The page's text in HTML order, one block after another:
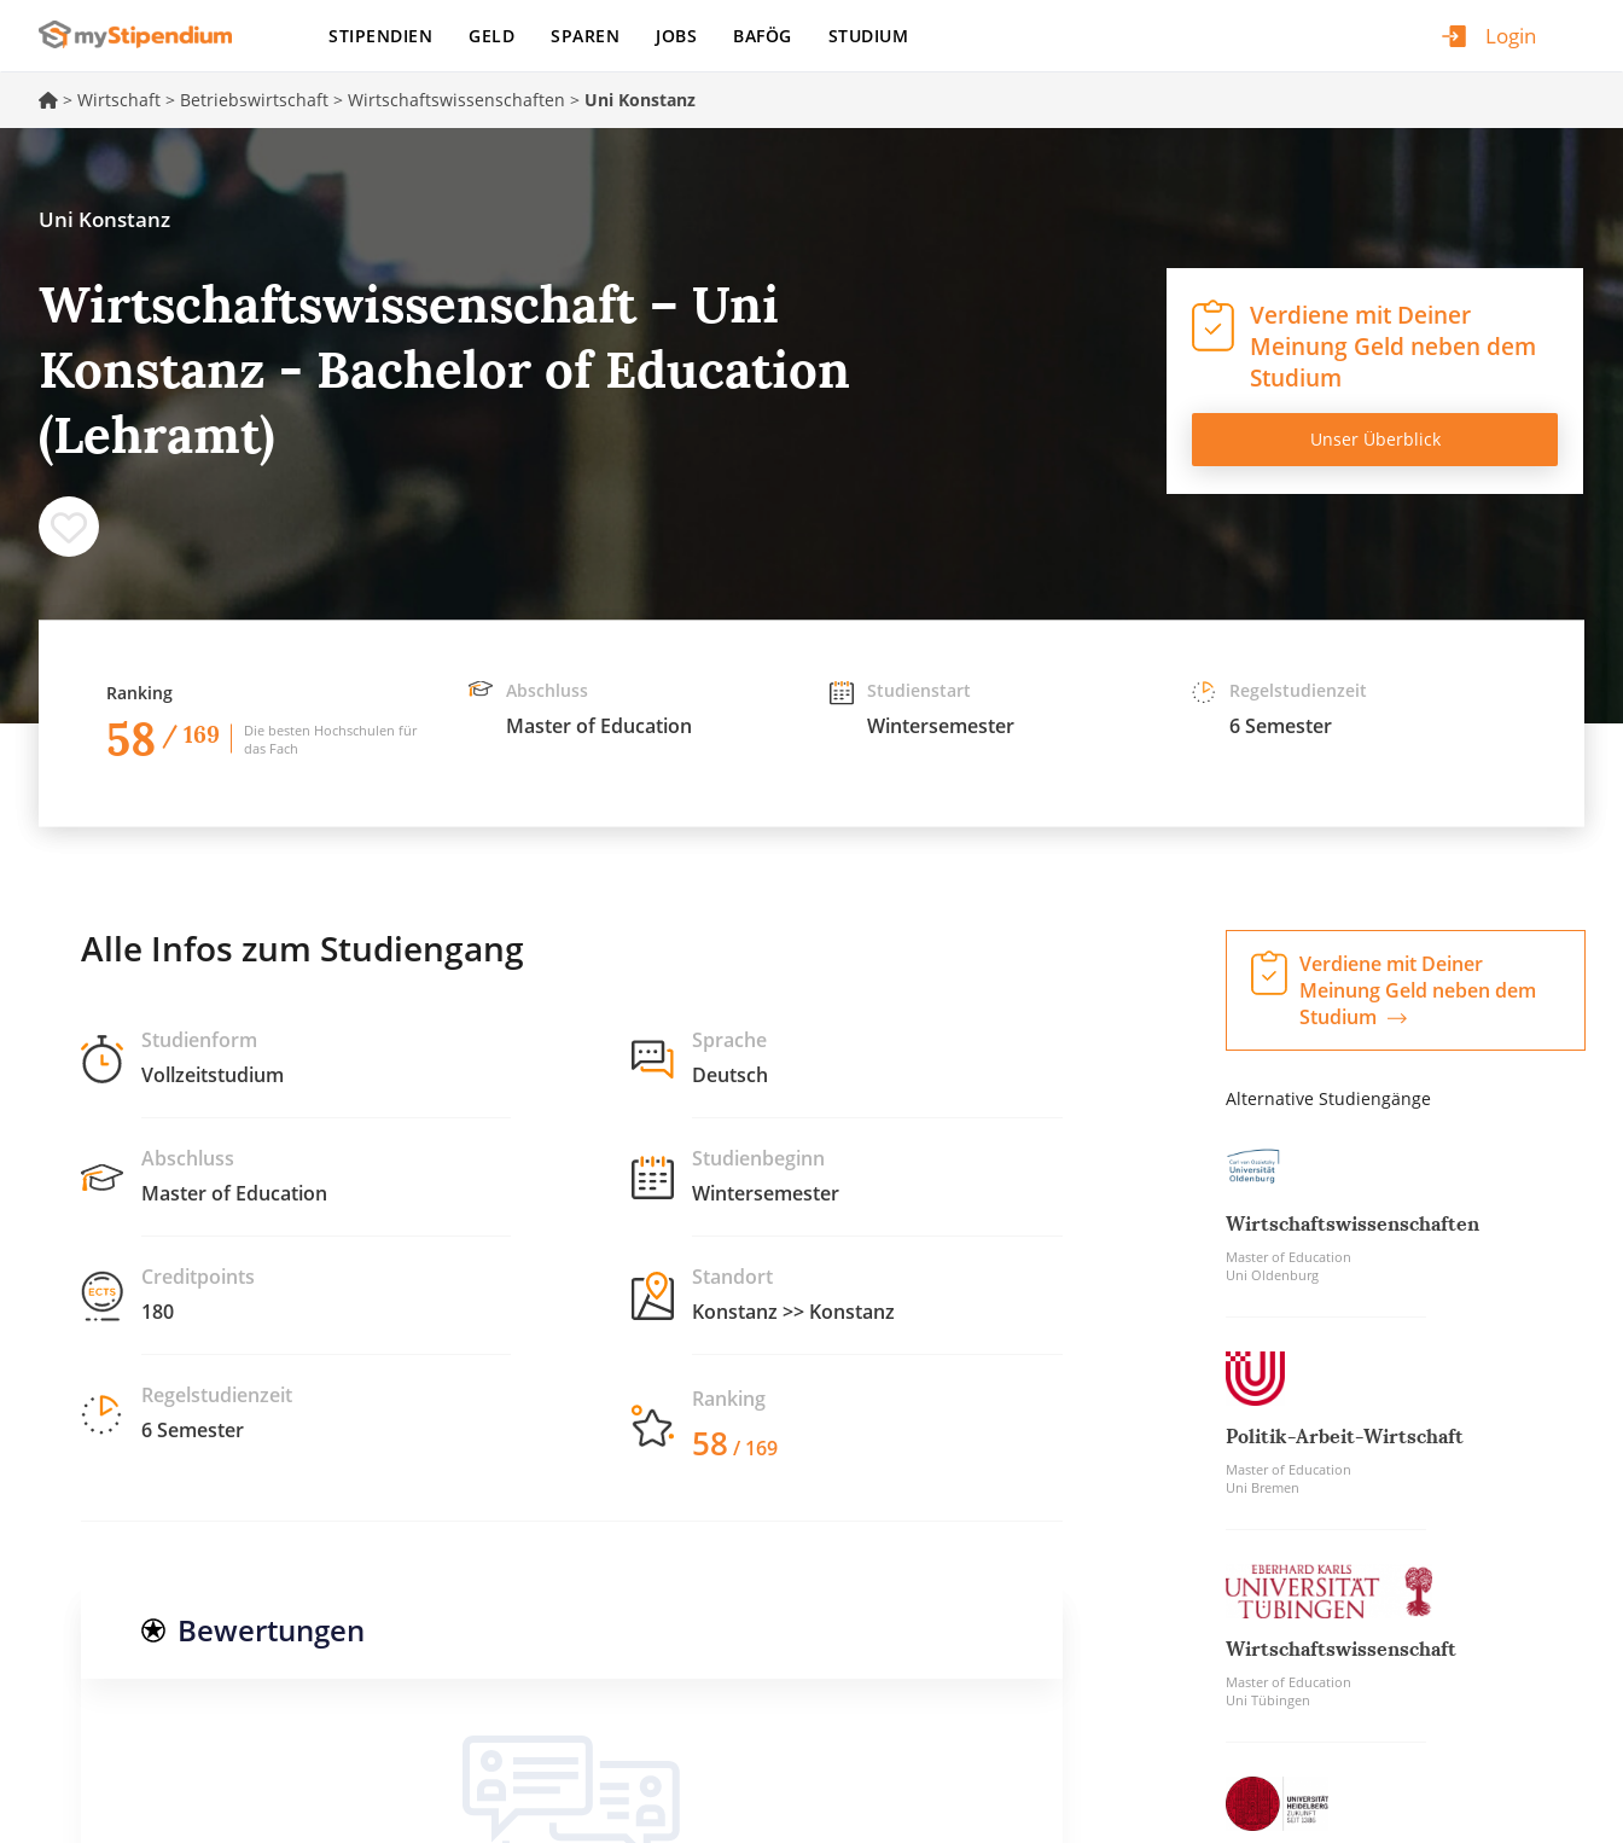
Login
STIPENDIEN GELD SPAREN JOBS BAFÖG STUDIUM
> Wirtschaft > Betriebswirtschaft > Wirtschaftswissenschaften > Uni Konstanz
Uni Konstanz
Wirtschaftswissenschaft – Uni
Konstanz - Bachelor of Education
(Lehramt)
Verdiene mit Deiner
Meinung Geld neben dem
Studium
Unser Überblick
Ranking
58 / 169
Die besten Hochschulen für
das Fach
Abschluss
Master of Education
Studienstart
Wintersemester
Regelstudienzeit
6 Semester
Alle Infos zum Studiengang
Studienform
Vollzeitstudium
Abschluss
Master of Education
Creditpoints
180
Regelstudienzeit
6 Semester
Sprache
Deutsch
Studienbeginn
Wintersemester
Standort
Konstanz >> Konstanz
Ranking
58 / 169
Bewertungen
Verdiene mit Deiner
Meinung Geld neben dem
Studium
Alternative Studiengänge
Wirtschaftswissenschaften
Master of Education
Uni Oldenburg
Politik-Arbeit-Wirtschaft
Master of Education
Uni Bremen
Wirtschaftswissenschaft
Master of Education
Uni Tübingen